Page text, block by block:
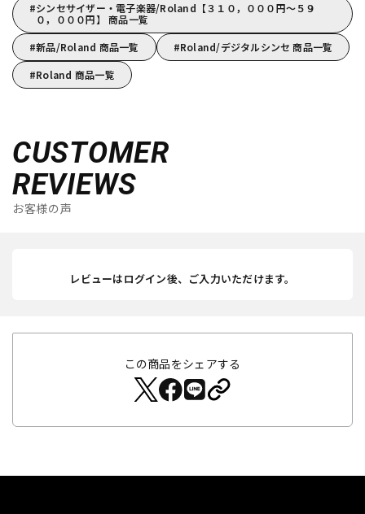
シンセサイザー・電子楽器/Roland【３１０，０００円～５９
０，０００円】 商品一覧
新品/Roland 商品一覧
Roland/デジタルシンセ 商品一覧
Roland 商品一覧
CUSTOMER
REVIEWS
お客様の声
レビューはログイン後、ご入力いただけます。
この商品をシェアする